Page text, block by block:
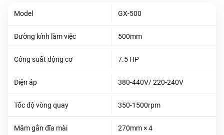
Model GX-500
Đường kính làm việc 500mm
Công suất động cơ 7.5 HP
Điện áp 380-440V/ 220-240V
Tốc độ vòng quay 350-1500rpm
Mâm gắn đĩa mài 270mm × 4